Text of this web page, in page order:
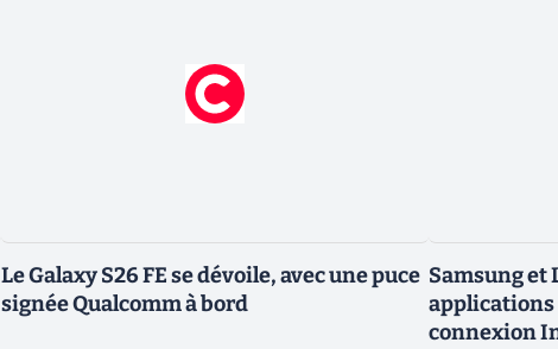
Le Galaxy S26 FE se dévoile, avec une puce
signée Qualcomm à bord
Samsung et
applications
connexion